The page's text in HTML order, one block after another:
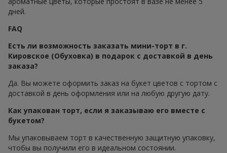
дней.
FAQ
Есть ли возможность заказать мини-торт в г.
Кировское (Обуховка) в подарок с доставкой в день
заказа?
Да. Вы можете оформить заказ на букет цветов с тортом с
доставкой в день оформления или на любую другую дату.
Как упакован торт, если я заказываю его вместе с
букетом?
Мы упаковываем торт в качественную защитную упаковку,
чтобы вы получили его в идеальном состоянии.